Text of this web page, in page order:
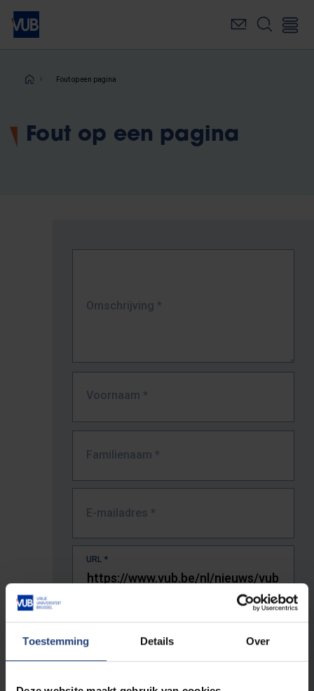
Toestemming Details Over
Overslaan
naar
inhoudKruimelpad
Fout op een pagina
Fout op een pagina
Omschrijving *
Voornaam *
Familienaam *
E-mailadres *
URL *
De volledige URL van de pagina waar je de fout zag.